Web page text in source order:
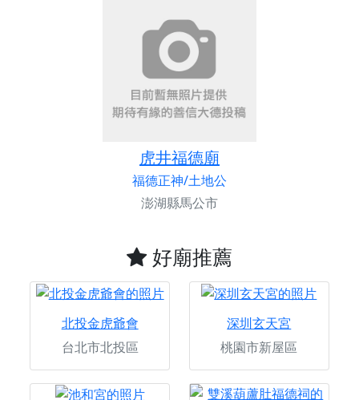
虎井福德廟
福德正神/土地公
澎湖縣馬公市
好廟推薦
北投金虎爺會
台北市北投區
深圳玄天宮
桃園市新屋區